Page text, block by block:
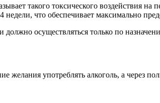
такого токсического воздействия на
что обеспечивает максимально
и должно осуществляться только по
употреблять алкоголь, а через